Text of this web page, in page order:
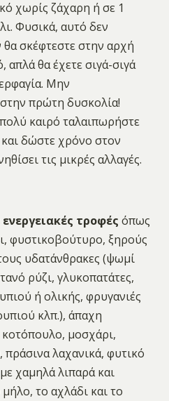
χωρίς ζάχαρη ή σε 1
Φυσικά, αυτό δεν
θα σκέφτεστε στην αρχή
απλά θα έχετε σιγά-σιγά
Μην
πρώτη δυσκολία!
καιρό ταλαιπωρήστε
δώστε χρόνο στον
τις μικρές αλλαγές.
τροφές όπως
φυστικοβούτυρο, ξηρούς
υδατάνθρακες (ψωμί
ρύζι, γλυκοπατάτες,
ή ολικής, φρυγανιές
κλπ.), άπαχη
μοσχάρι,
λαχανικά, φυτικό
χαμηλά λιπαρά και
το αχλάδι και το